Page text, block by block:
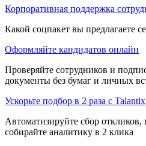
Корпоративная поддержка
Какой соцпакет вы предлагаете
Оформляйте кандидатов онлайн
Проверяйте сотрудников и
документы без бумаг и личных
Ускорьте подбор в 2 раза с Talantix
Автоматизируйте сбор откликов,
собирайте аналитику в 2 клика